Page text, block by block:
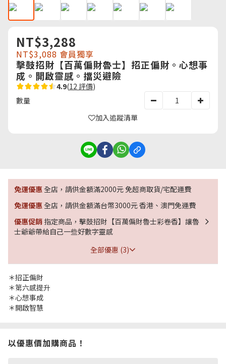
NT$3,288
NT$3,088 會員獨享
擊鼓招財【百萬偏財魯士】招正偏財。心想事
成。開啟靈感。擋災避險
4.9(12 評價)
數量
加入追蹤清單
免運優惠全店，請供金額滿2000元 免超商取貨/宅配運費
免運優惠全店，請供金額滿台幣3000元 香港、澳門免運費
優惠促銷 指定商品，擊鼓招財【百萬偏財魯士彩卷香】讓魯
士爺爺帶給自己一些好數字靈感
全部優惠 (3)
＊招正偏財
＊第六感提升
＊心想事成
＊開啟智慧
以優惠價加購商品！